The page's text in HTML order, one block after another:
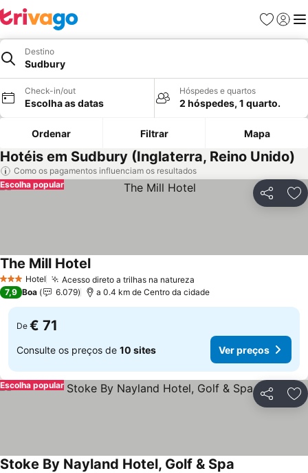
Favoritos
Iniciar
Destino
Sudbury
Check-in/out
Escolha as datas
Hóspedes e quartos
2 hóspedes, 1 quarto.
Ordenar Filtrar Mapa
Hotéis em Sudbury (Inglaterra, Reino Unido)
Como os pagamentos influenciam os resultados
Partilhar
Escolha popular
3 EstrelasHotel Acesso direto a trilhas na natureza
The Mill HotelVer preços
7,9 Boa 6.079 a 0.4 km de Centro da cidade
De € 71
Consulte os preços de 10 sites Ver preços
Partilhar
Escolha popular
Stoke By Nayland Hotel, Golf & Spa